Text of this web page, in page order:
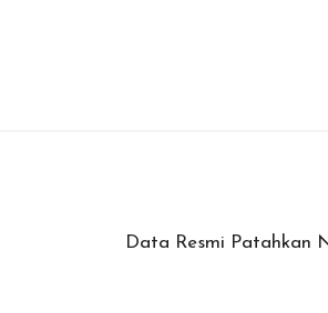
Data Resmi Patahkan